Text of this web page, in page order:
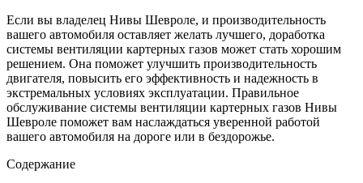
Если вы владелец Нивы Шевроле, и производительность
вашего автомобиля оставляет желать лучшего, доработка
системы вентиляции картерных газов может стать хорошим
решением. Она поможет улучшить производительность
двигателя, повысить его эффективность и надежность в
экстремальных условиях эксплуатации. Правильное
обслуживание системы вентиляции картерных газов Нивы
Шевроле поможет вам наслаждаться уверенной работой
вашего автомобиля на дороге или в бездорожье.
Содержание